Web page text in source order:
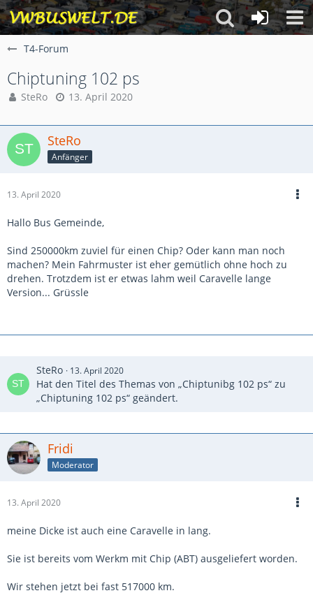
T4-Forum
Chiptuning 102 ps
SteRo 13. April 2020
SteRo
Anfänger
13. April 2020
Hallo Bus Gemeinde,
Sind 250000km zuviel für einen Chip? Oder kann man noch
machen? Mein Fahrmuster ist eher gemütlich ohne hoch zu
drehen. Trotzdem ist er etwas lahm weil Caravelle lange
Version... Grüssle
SteRo 13. April 2020
Hat den Titel des Themas von „Chiptunibg 102 ps“ zu
„Chiptuning 102 ps“ geändert.
Fridi
Moderator
13. April 2020
meine Dicke ist auch eine Caravelle in lang.
Sie ist bereits vom Werkm mit Chip (ABT) ausgeliefert worden.
Wir stehen jetzt bei fast 517000 km.